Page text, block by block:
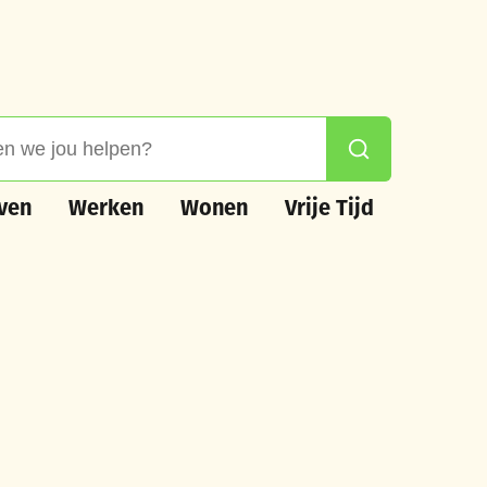
Zoeken
Werken Wonen
Vrije Tijd
Vrije Tijd